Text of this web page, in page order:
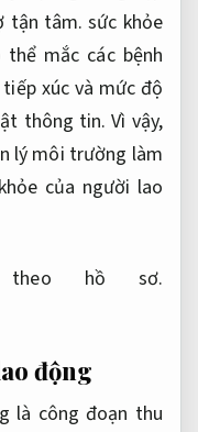
tận tâm. sức khỏe
mắc các bệnh
xúc và mức độ
thông tin. Vì vậy,
lý môi trường làm
của người lao
hồ sơ.
động
là công đoạn thu